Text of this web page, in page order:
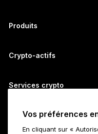
简体中文
العربية
Produits
Hardware Wallet
Ledger Stax
Ledger Nano Classics
Comparer nos appareils
Crypto-actifs
Wallet Ethereum
Wallet Cardano
Wallet XRP
Services crypto
Achetez des cryptos
Staking de cryptos
Pour les entreprises
Ledger Enterprise Solutions
Vos préférences
En cliquant sur «